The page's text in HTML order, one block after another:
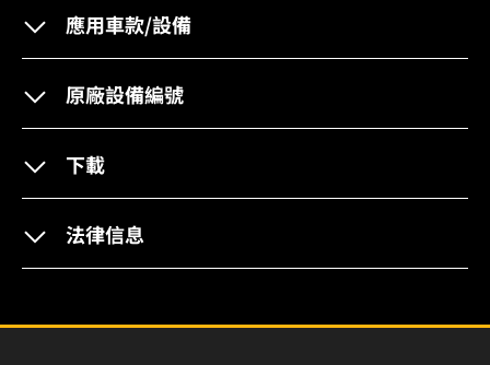
應用車款/設備
原廠設備編號
下載
法律信息